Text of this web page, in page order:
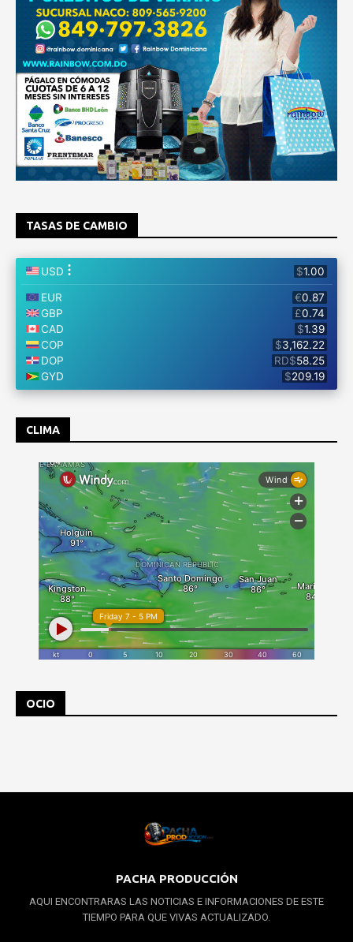
TASAS DE CAMBIO
CLIMA
OCIO
PACHA PRODUCCIÓN
AQUI ENCONTRARAS LAS NOTICIAS E INFORMACIONES DE ESTE
TIEMPO PARA QUE VIVAS ACTUALIZADO.